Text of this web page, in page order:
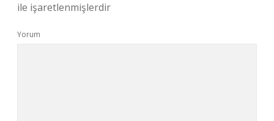
ile işaretlenmişlerdir
Yorum